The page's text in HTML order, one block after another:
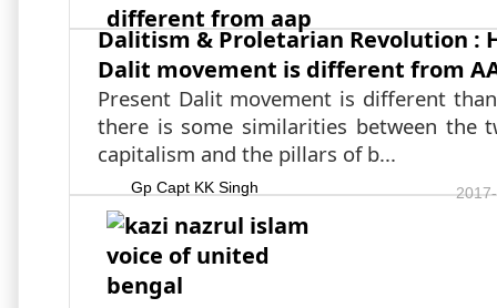
Dalitism & Proletarian Revolution :
Dalit movement is different from
Present Dalit movement is different
there is some similarities between the
capitalism and the pillars of b...
Gp Capt KK Singh